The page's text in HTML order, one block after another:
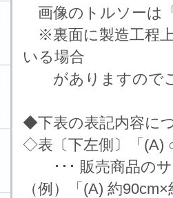
画像のトルソーは
※裏面に製造工程
いる場合
がありますのでご
◆下表の表記内容に
◇表〔下左側〕「(A)
･･･ 販売商品のサ
（例）「(A) 約